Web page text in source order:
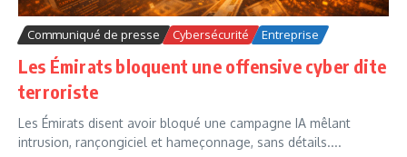
Communiqué de presse Cybersécurité Entreprise
Les Émirats bloquent une offensive cyber dite
terroriste
Les Émirats disent avoir bloqué une campagne IA mêlant
intrusion, rançongiciel et hameçonnage, sans détails....